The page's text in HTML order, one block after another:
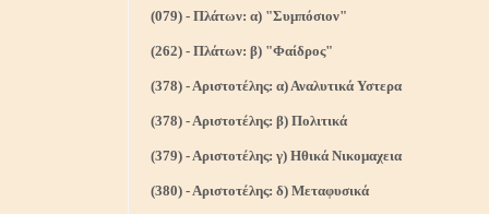
(079) - Πλάτων: α) "Συμπόσιον"
(262) - Πλάτων: β) "Φαίδρος"
(378) - Αριστοτέλης: α) Αναλυτικά Υστερα
(378) - Αριστοτέλης: β) Πολιτικά
(379) - Αριστοτέλης: γ) Ηθικά Νικομαχεια
(380) - Αριστοτέλης: δ) Μεταφυσικά